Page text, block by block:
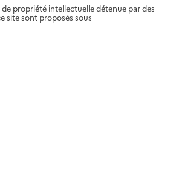
propriété intellectuelle détenue par des
site sont proposés sous